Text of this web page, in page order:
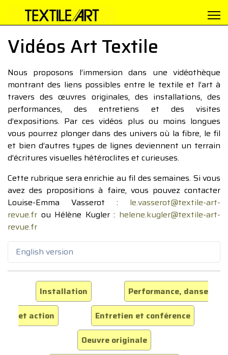
Vidéos Art Textile
Nous proposons l’immersion dans une vidéothèque
montrant des liens possibles entre le textile et l’art à
travers des œuvres originales, des installations, des
performances, des entretiens et des visites
d’expositions. Par ces vidéos plus ou moins longues
vous pourrez plonger dans des univers où la fibre, le fil
et bien d’autres types de lignes deviennent un terrain
d’écritures visuelles hétéroclites et curieuses.
Cette rubrique sera enrichie au fil des semaines. Si vous
avez des propositions à faire, vous pouvez contacter
Louise-Emma Vasserot : le.vasserot@textile-art-
revue.fr ou Hélène Kugler : helene.kugler@textile-art-
revue.fr
English version
Installation
Performance, danse
et action
Entretien et conférence
Oeuvre originale